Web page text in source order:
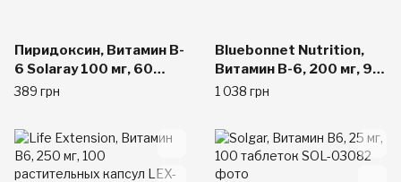
Пиридоксин, Витамин B-
6 Solaray 100 мг, 60
вегетарианских капсул
389 грн
Bluebonnet Nutrition,
Витамин B-6, 200 мг, 90
капсул в растительной
1 038 грн